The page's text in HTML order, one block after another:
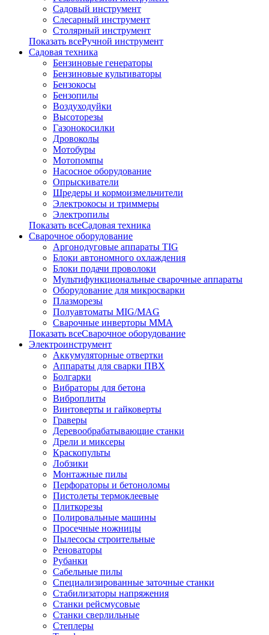
Садовый инструмент
Слесарный инструмент
Столярный инструмент
Показать всеРучной инструмент
Садовая техника
Бензиновые генераторы
Бензиновые культиваторы
Бензокосы
Бензопилы
Воздуходуйки
Высоторезы
Газонокосилки
Дровоколы
Мотобуры
Мотопомпы
Насосное оборудование
Опрыскиватели
Шредеры и кормоизмельчители
Электрокосы и триммеры
Электропилы
Показать всеСадовая техника
Сварочное оборудование
Аргонодуговые аппараты TIG
Блоки автономного охлаждения
Блоки подачи проволоки
Мультифункциональные сварочные аппараты
Оборудование для микросварки
Плазморезы
Полуавтоматы MIG/MAG
Сварочные инверторы ММА
Показать всеСварочное оборудование
Электроинструмент
Аккумуляторные отвертки
Аппараты для сварки ПВХ
Болгарки
Вибраторы для бетона
Виброплиты
Винтоверты и гайковерты
Граверы
Деревообрабатывающие станки
Дрели и миксеры
Краскопульты
Лобзики
Монтажные пилы
Перфораторы и бетоноломы
Пистолеты термоклеевые
Плиткорезы
Полировальные машины
Просечные ножницы
Пылесосы строительные
Реноваторы
Рубанки
Сабельные пилы
Специализированные заточные станки
Стабилизаторы напряжения
Станки рейсмусовые
Станки сверлильные
Степлеры